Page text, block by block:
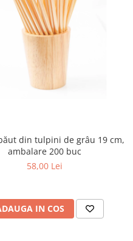
din tulpini de grâu 19 cm,
ambalare 200 buc
58,00 Lei
IN COS